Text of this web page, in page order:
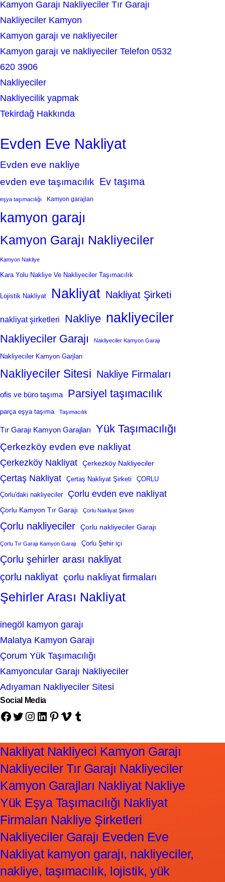
Kamyon Garajı Nakliyeciler Tır Garajı
Nakliyeciler Kamyon
Kamyon garajı ve nakliyeciler
Kamyon garajı ve nakliyeciler Telefon 0532
620 3906
Nakliyeciler
Nakliyecilik yapmak
Tekirdağ Hakkında
Evden Eve Nakliyat
Evden eve nakliye
evden eve taşımacılık Ev taşıma
eşya taşımacılığı Kamyon garajları
kamyon garajı
Kamyon Garajı Nakliyeciler
Kamyon Nakliye
Kara Yolu Nakliye Ve Nakliyeciler Taşımacılık
Lojistik Nakliyat Nakliyat Nakliyat Şirketi
nakliyat şirketleri Nakliye nakliyeciler
Nakliyeciler Garajı Nakliyeciler Kamyon Garajı
Nakliyeciler Kamyon Garjları
Nakliyeciler Sitesi Nakliye Firmaları
ofis ve büro taşıma Parsiyel taşımacılık
parça eşya taşıma Taşımacılık
Tır Garajı Kamyon Garajları Yük Taşımacılığı
Çerkezköy evden eve nakliyat
Çerkezköy Nakliyat Çerkezköy Nakliyeciler
Çertaş Nakliyat Çertaş Nakliyat Şirketi ÇORLU
Çorlu'daki nakliyeciler Çorlu evden eve nakliyat
Çorlu Kamyon Tır Garajı Çorlu Nakliyat Şirketi
Çorlu nakliyeciler Çorlu nakliyeciler Garajı
Çorlu Tır Garajı Kamyon Garajı Çorlu Şehir içi
Çorlu şehirler arası nakliyat
çorlu nakliyat çorlu nakliyat firmaları
Şehirler Arası Nakliyat
inegöl kamyon garajı
Malatya Kamyon Garajı
Çorum Yük Taşımacılığı
Kamyoncular Garajı Nakliyeciler
Adıyaman Nakliyeciler Sitesi
Social Media
Facebook Twitter Instagram LinkedIn Pinterest Vimeo Tumblr
Nakliyat Nakliyeci Kamyon Garajı
Nakliyeciler Tır Garajı Nakliyeciler
Kamyon Garajları Nakliyat Nakliye
Yük Eşya Taşımacılığı Nakliyat
Firmaları Nakliye Şirketleri
Nakliyeciler Garajı Eveden Eve
Nakliyat kamyon garajı, nakliyeciler,
nakliye, taşımacılık, lojistik, yük